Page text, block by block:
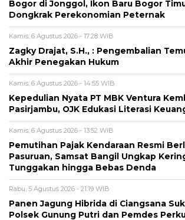
Bogor di Jonggol, Ikon Baru Bogor
Dongkrak Perekonomian Peternak
Kamis, 6 Agustus 2026 - 17:28 WIB
Zagky Drajat, S.H., : Pengembalian
Akhir Penegakan Hukum
Kamis, 6 Agustus 2026 - 14:55 WIB
Kepedulian Nyata PT MBK Ventura
Pasirjambu, OJK Edukasi Literasi
Kamis, 6 Agustus 2026 - 13:52 WIB
Pemutihan Pajak Kendaraan Resmi
Pasuruan, Samsat Bangil Ungkap
Tunggakan hingga Bebas Denda
Rabu, 5 Agustus 2026 - 21:19 WIB
Panen Jagung Hibrida di Ciangsana
Polsek Gunung Putri dan Pemdes